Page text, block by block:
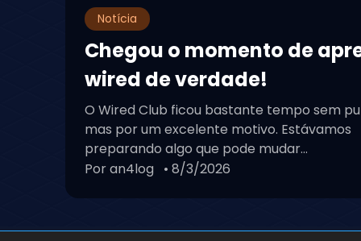
Notícia
Chegou o momento de
wired de verdade!
O Wired Club ficou bastante tempo sem
mas por um excelente motivo. Estávamos
preparando algo que pode mudar...
Por an4log • 8/3/2026